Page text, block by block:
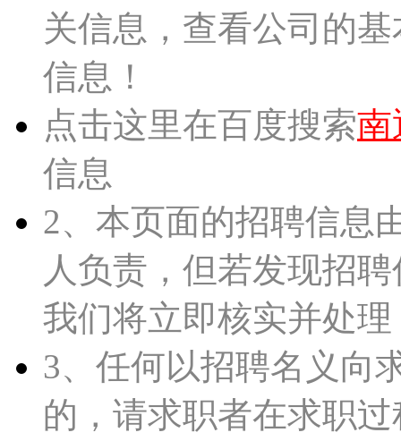
关信息，查看公司的
信息！
点击这里在百度搜索南
信息
2、本页面的招聘信息
人负责，但若发现招
我们将立即核实并处理
3、任何以招聘名义向
的，请求职者在求职